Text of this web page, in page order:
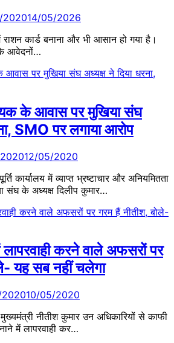
202014/05/2026
कार्ड बनाना और भी आसान हो गया है।
के आवेदनों…
के आवास पर मुखिया संघ
SMO पर लगाया आरोप
12/05/2020
कार्यालय में व्‍याप्‍त भ्रष्‍टाचार और अनियमितता
के अध्‍यक्ष दिलीप कुमार…
लापरवाही करने वाले अफसरों पर
यह सब नहीं चलेगा
10/05/2020
नीतीश कुमार उन अधिकारियों से काफी
में लापरवाही कर…